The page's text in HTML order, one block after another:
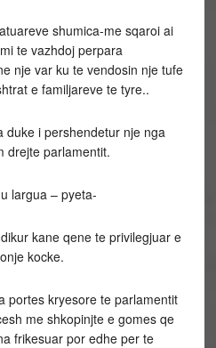
shumica-me sqaroi ai
te vazhdoj perpara
nje var ku te vendosin nje tufe
e familjareve te tyre..
duke i pershendetur nje nga
drejte parlamentit.
largua – pyeta-
kane qene te privilegjuar e
kocke.
portes kryesore te parlamentit
me shkopinjte e gomes qe
frikesuar por edhe per te